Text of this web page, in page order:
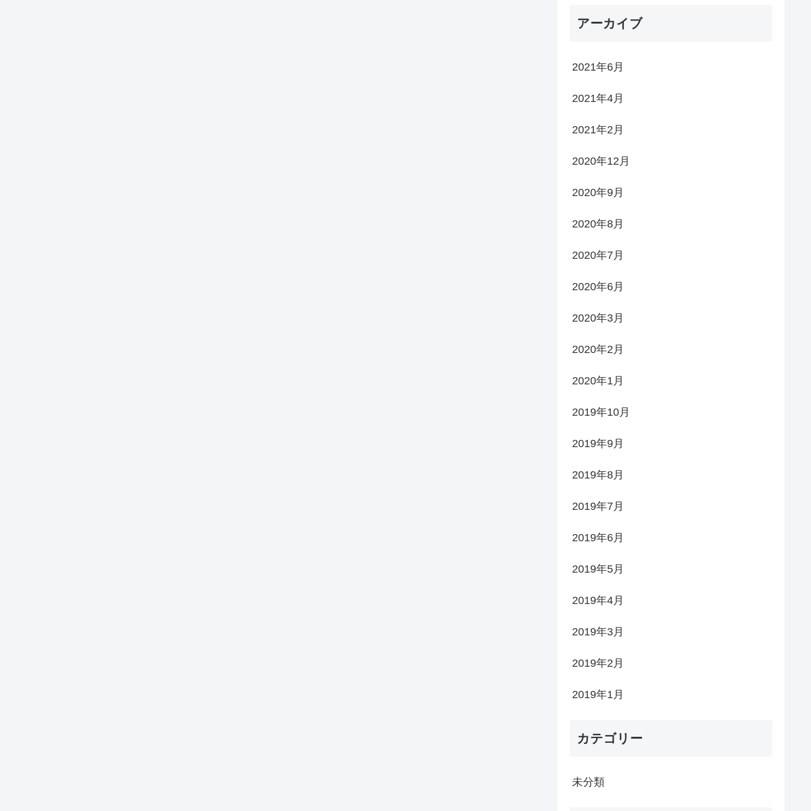
アーカイブ
2021年6月
2021年4月
2021年2月
2020年12月
2020年9月
2020年8月
2020年7月
2020年6月
2020年3月
2020年2月
2020年1月
2019年10月
2019年9月
2019年8月
2019年7月
2019年6月
2019年5月
2019年4月
2019年3月
2019年2月
2019年1月
カテゴリー
未分類